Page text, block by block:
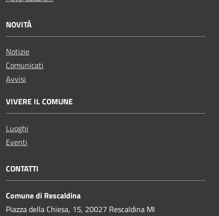
NOVITÀ
Notizie
Comunicati
Avvisi
VIVERE IL COMUNE
Luoghi
Eventi
CONTATTI
Comune di Rescaldina
Piazza della Chiesa, 15, 20027 Rescaldina MI